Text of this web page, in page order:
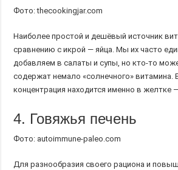
Фото: thecookingjar.com
Наиболее простой и дешёвый источник
сравнению с икрой — яйца. Мы их часто
добавляем в салаты и супы, но кто-то
содержат немало «солнечного» витамина.
концентрация находится именно в желтке
4. Говяжья печень
Фото: autoimmune-paleo.com
Для разнообразия своего рациона и